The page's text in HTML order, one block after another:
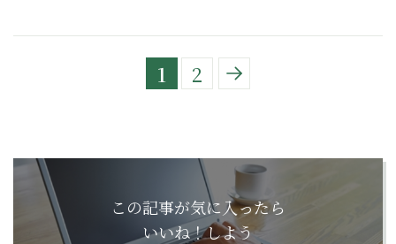
1 2
この記事が気に入ったら
いいね！しよう